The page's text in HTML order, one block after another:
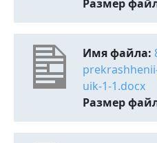
Размер
Имя файла:
uik-1-1.docx
Размер